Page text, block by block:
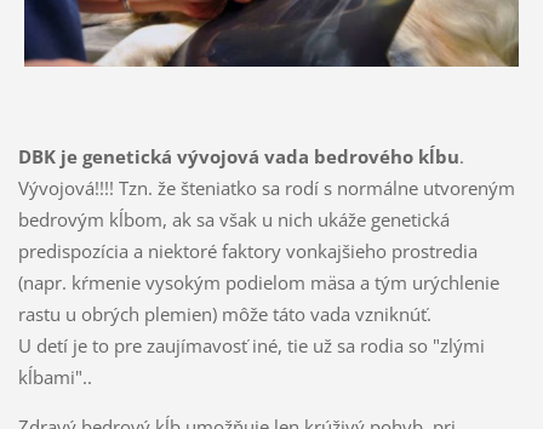
DBK je genetická vývojová vada bedrového kĺbu.
Vývojová!!!! Tzn. že šteniatko sa rodí s normálne utvoreným
bedrovým kĺbom, ak sa však u nich ukáže genetická
predispozícia a niektoré faktory vonkajšieho prostredia
(napr. kŕmenie vysokým podielom mäsa a tým urýchlenie
rastu u obrých plemien) môže táto vada vzniknúť.
U detí je to pre zaujímavosť iné, tie už sa rodia so "zlými
kĺbami"..